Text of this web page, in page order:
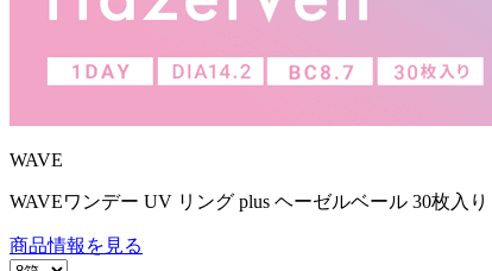
WAVE
WAVEワンデー UV リング plus ヘーゼルベール 30枚入り
商品情報を見る